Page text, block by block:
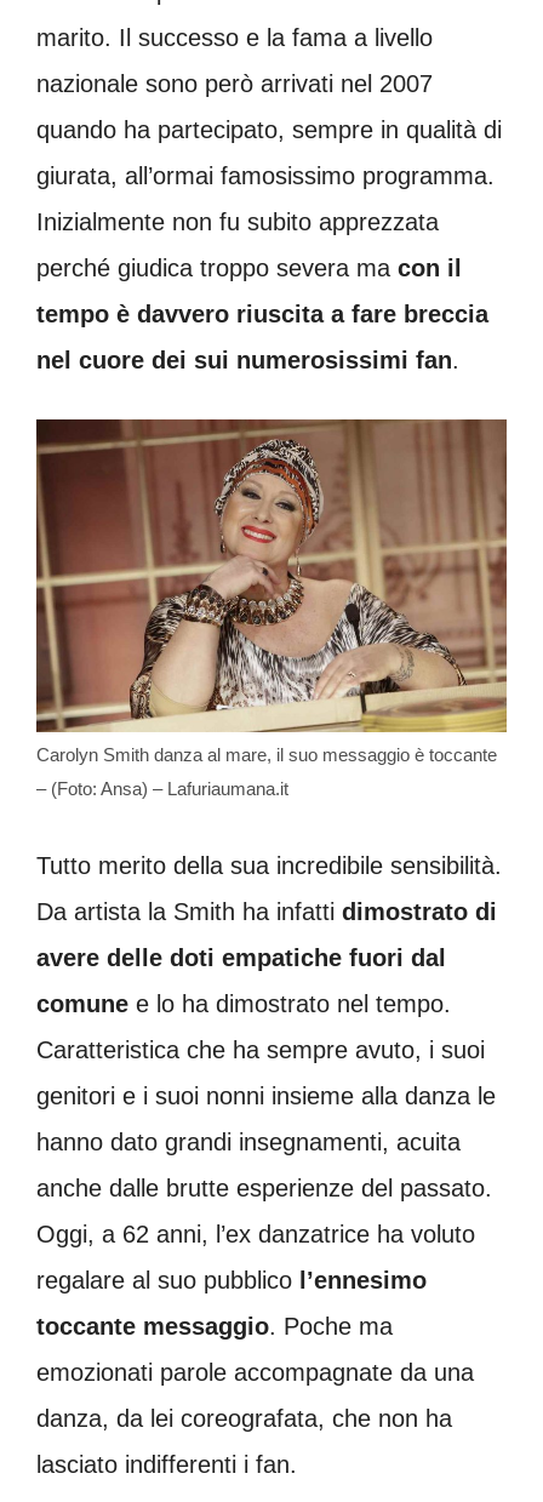
marito. Il successo e la fama a livello
nazionale sono però arrivati nel 2007
quando ha partecipato, sempre in qualità di
giurata, all’ormai famosissimo programma.
Inizialmente non fu subito apprezzata
perché giudica troppo severa ma con il
tempo è davvero riuscita a fare breccia
nel cuore dei sui numerosissimi fan.
Carolyn Smith danza al mare, il suo messaggio è toccante
– (Foto: Ansa) – Lafuriaumana.it
Tutto merito della sua incredibile sensibilità.
Da artista la Smith ha infatti dimostrato di
avere delle doti empatiche fuori dal
comune e lo ha dimostrato nel tempo.
Caratteristica che ha sempre avuto, i suoi
genitori e i suoi nonni insieme alla danza le
hanno dato grandi insegnamenti, acuita
anche dalle brutte esperienze del passato.
Oggi, a 62 anni, l’ex danzatrice ha voluto
regalare al suo pubblico l’ennesimo
toccante messaggio. Poche ma
emozionati parole accompagnate da una
danza, da lei coreografata, che non ha
lasciato indifferenti i fan.